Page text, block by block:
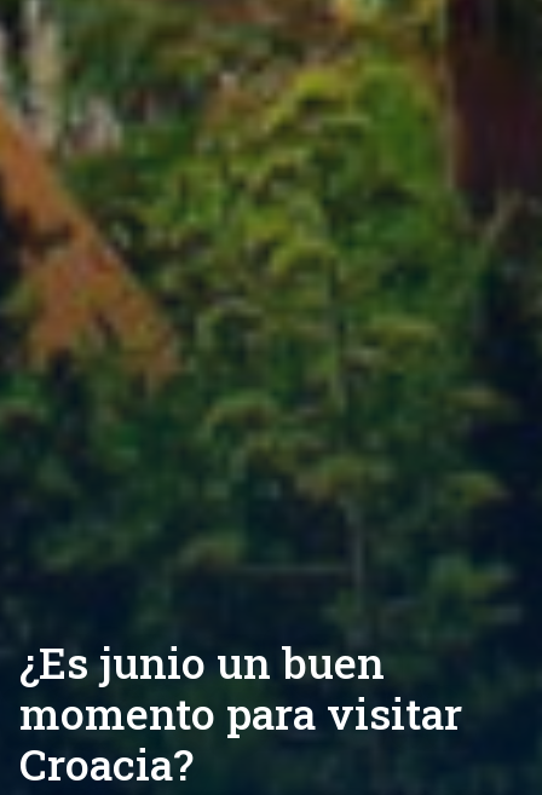
¿Es junio un buen
momento para visitar
Croacia?